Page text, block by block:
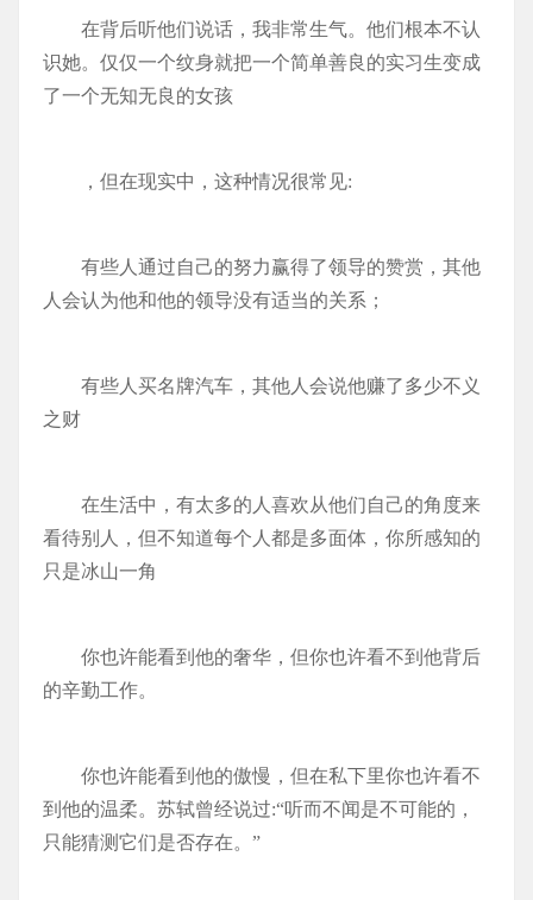
在背后听他们说话，我非常生气。他们根本不认
识她。仅仅一个纹身就把一个简单善良的实习生变成
了一个无知无良的女孩
，但在现实中，这种情况很常见:
有些人通过自己的努力赢得了领导的赞赏，其他
人会认为他和他的领导没有适当的关系；
有些人买名牌汽车，其他人会说他赚了多少不义
之财
在生活中，有太多的人喜欢从他们自己的角度来
看待别人，但不知道每个人都是多面体，你所感知的
只是冰山一角
你也许能看到他的奢华，但你也许看不到他背后
的辛勤工作。
你也许能看到他的傲慢，但在私下里你也许看不
到他的温柔。苏轼曾经说过:“听而不闻是不可能的，
只能猜测它们是否存在。”